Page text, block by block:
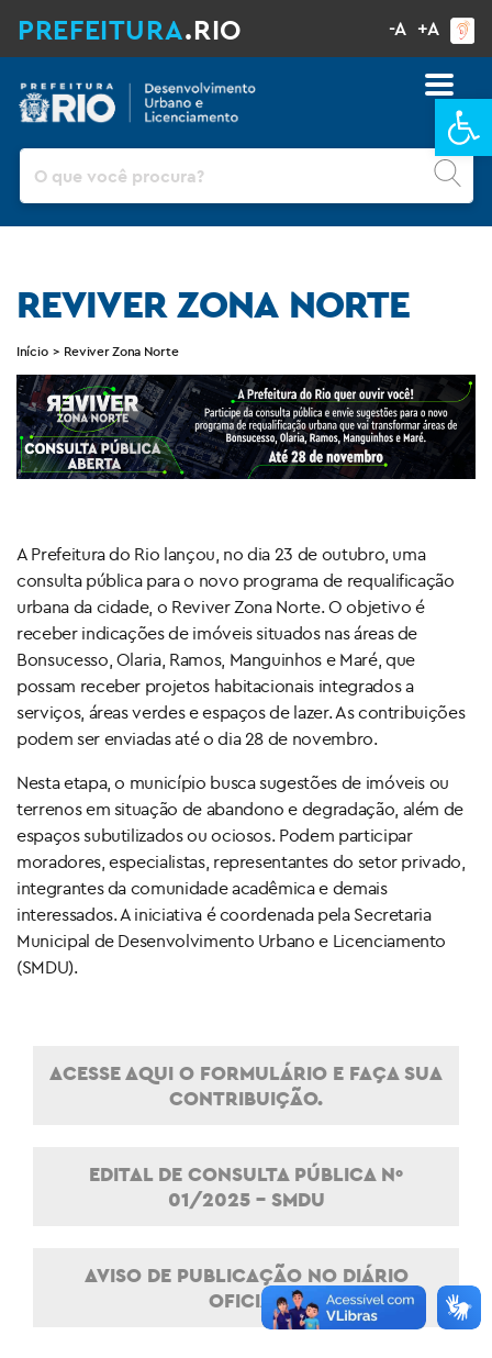
PREFEITURA.RIO -A +A
Pesquisar
REVIVER ZONA NORTE
Início > Reviver Zona Norte
A Prefeitura do Rio lançou, no dia 23 de outubro, uma
consulta pública para o novo programa de requalificação
urbana da cidade, o Reviver Zona Norte. O objetivo é
receber indicações de imóveis situados nas áreas de
Bonsucesso, Olaria, Ramos, Manguinhos e Maré, que
possam receber projetos habitacionais integrados a
serviços, áreas verdes e espaços de lazer. As contribuições
podem ser enviadas até o dia 28 de novembro.
Nesta etapa, o município busca sugestões de imóveis ou
terrenos em situação de abandono e degradação, além de
espaços subutilizados ou ociosos. Podem participar
moradores, especialistas, representantes do setor privado,
integrantes da comunidade acadêmica e demais
interessados. A iniciativa é coordenada pela Secretaria
Municipal de Desenvolvimento Urbano e Licenciamento
(SMDU).
ACESSE AQUI O FORMULÁRIO E FAÇA SUA
CONTRIBUIÇÃO.
EDITAL DE CONSULTA PÚBLICA Nº
01/2025 – SMDU
AVISO DE PUBLICAÇÃO NO DIÁRIO
OFICIAL